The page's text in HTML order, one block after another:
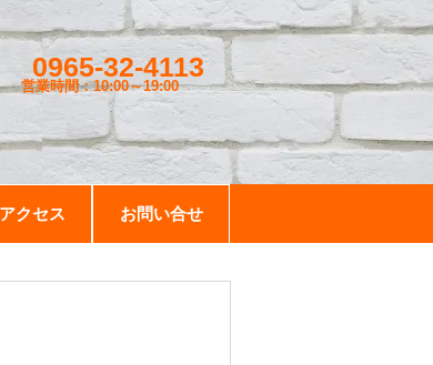
0965-32-4113
営業時間：10:00～19:00
アクセス お問い合せ